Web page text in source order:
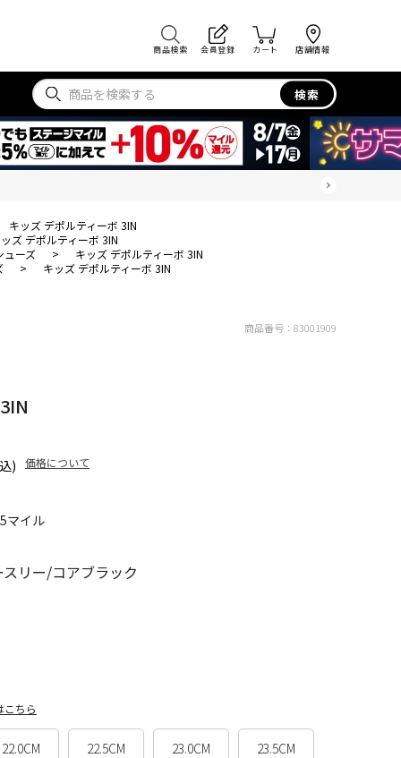
商品検索 会員登録 カート 店舗情報
検索
キッズ デポルティーボ 3IN
ズ デポルティーボ 3IN
ューズ >
キッズ デポルティーボ 3IN
> キッズ デポルティーボ 3IN
マイル
) 価格について
リー/コアブラック
22.0CM 22.5CM 23.0CM 23.5CM
こちら
商品番号： 83001909